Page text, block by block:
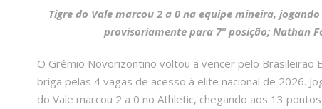
Tigre do Vale marcou 2 a 0 na equipe mineira,
provisoriamente para 7ª posição; Nathan
O Grêmio Novorizontino voltou a vencer pelo
briga pelas 4 vagas de acesso à elite nacional de 2026.
do Vale marcou 2 a 0 no Athletic, chegando aos 13